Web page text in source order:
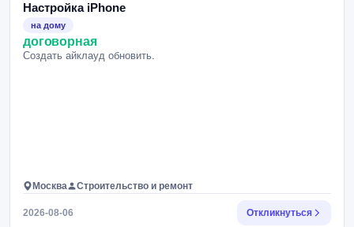
Настройка iPhone
на дому
договорная
Создать айклауд обновить.
Москва Строительство и ремонт
2026-08-06 Откликнуться